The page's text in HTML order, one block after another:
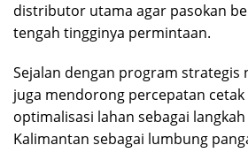
distributor utama agar pasokan
tengah tingginya permintaan.
Sejalan dengan program strategis
juga mendorong percepatan cetak
optimalisasi lahan sebagai
Kalimantan sebagai lumbung